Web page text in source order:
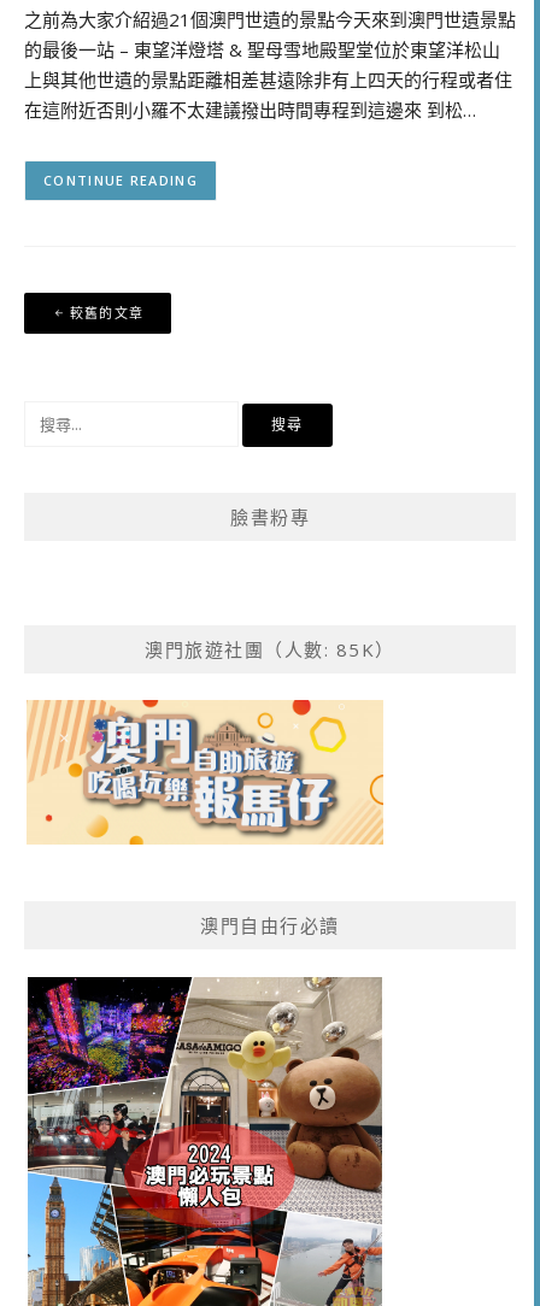
之前為大家介紹過21個澳門世遺的景點今天來到澳門世遺景點
的最後一站 – 東望洋燈塔 & 聖母雪地殿聖堂位於東望洋松山
上與其他世遺的景點距離相差甚遠除非有上四天的行程或者住
在這附近否則小羅不太建議撥出時間專程到這邊來 到松…
CONTINUE READING
文
章
覽
較舊的文章
臉書粉專
澳門旅遊社團（人數: 85K）
澳門自由行必讀